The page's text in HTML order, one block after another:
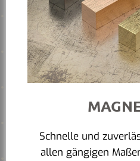
Schnelle und
allen gängigen